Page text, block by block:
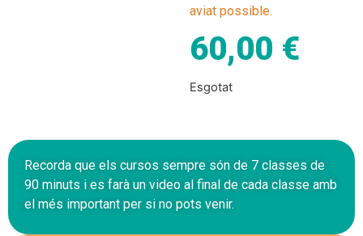
aviat possible.
60,00 €
Esgotat
Recorda que els cursos sempre són de 7 classes de
90 minuts i es farà un video al final de cada classe amb
el més important per si no pots venir.